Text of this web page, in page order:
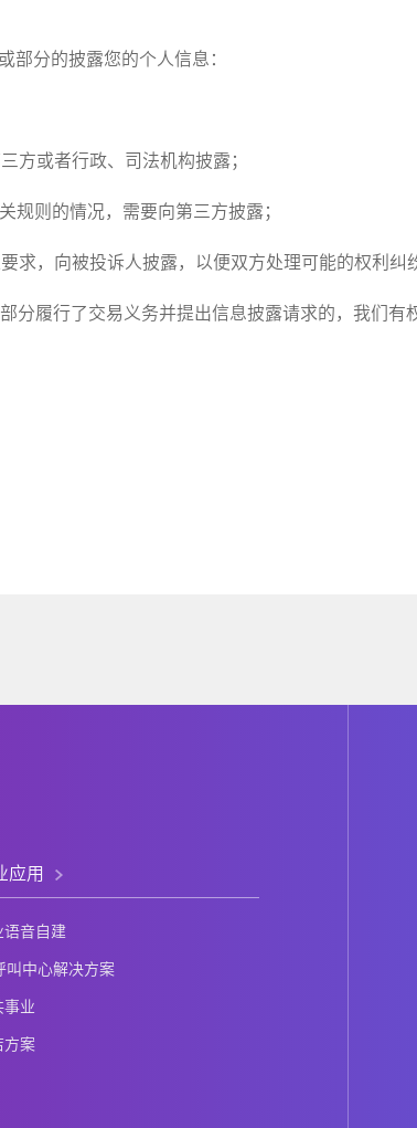
部分的披露您的个人信息：
方或者行政、司法机构披露；
规则的情况，需要向第三方披露；
求，向被投诉人披露，以便双方处理可能的权利纠
分履行了交易义务并提出信息披露请求的，我们有
应用
语音自建
叫中心解决方案
事业
方案